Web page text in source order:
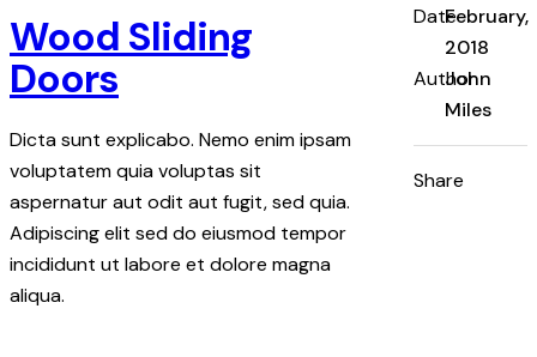
Wood Sliding
Doors
Dicta sunt explicabo. Nemo enim ipsam
voluptatem quia voluptas sit
aspernatur aut odit aut fugit, sed quia.
Adipiscing elit sed do eiusmod tempor
incididunt ut labore et dolore magna
aliqua.
DateFebruary,
2018
Author
John
Miles
Share